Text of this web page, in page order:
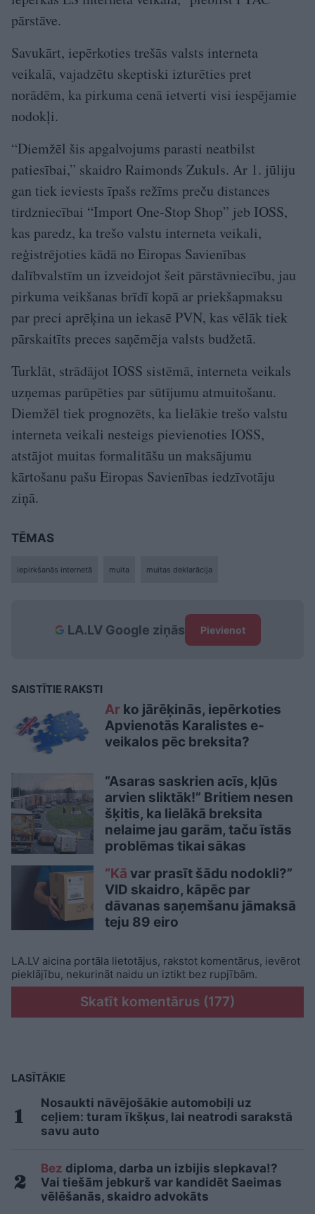
pārstāve.
Savukārt, iepērkoties trešās valsts interneta
veikalā, vajadzētu skeptiski izturēties pret
norādēm, ka pirkuma cenā ietverti visi iespējamie
nodokļi.
“Diemžēl šis apgalvojums parasti neatbilst
patiesībai,” skaidro Raimonds Zukuls. Ar 1. jūliju
gan tiek ieviests īpašs režīms preču distances
tirdzniecībai “Import One-Stop Shop” jeb IOSS,
kas paredz, ka trešo valstu interneta veikali,
reģistrējoties kādā no Eiropas Savienības
dalībvalstīm un izveidojot šeit pārstāvniecību, jau
pirkuma veikšanas brīdī kopā ar priekš­apmaksu
par preci aprēķina un iekasē PVN, kas vēlāk tiek
pārskaitīts preces saņēmēja valsts budžetā.
Turklāt, strādājot IOSS sistēmā, interneta veikals
uzņemas parūpēties par sūtījumu atmuitošanu.
Diemžēl tiek prognozēts, ka lielākie trešo valstu
interneta veikali nesteigs pievienoties IOSS,
atstājot muitas formalitāšu un maksājumu
kārtošanu pašu Eiropas Savienības iedzīvotāju
ziņā.
TĒMAS
iepirkšanās internetā muita muitas deklarācija
LA.LV Google ziņās Pievienot
SAISTĪTIE RAKSTI
Ar ko jārēķinās, iepērkoties
Apvienotās Karalistes e-
veikalos pēc breksita?
“Asaras saskrien acīs, kļūs
arvien sliktāk!” Britiem nesen
šķitis, ka lielākā breksita
nelaime jau garām, taču īstās
problēmas tikai sākas
“Kā var prasīt šādu nodokli?”
VID skaidro, kāpēc par
dāvanas saņemšanu jāmaksā
teju 89 eiro
LA.LV aicina portāla lietotājus, rakstot komentārus, ievērot
pieklājību, nekurināt naidu un iztikt bez rupjībām.
Skatīt komentārus (177)
LASĪTĀKIE
Nosaukti nāvējošākie automobiļi uz
ceļiem: turam īkšķus, lai neatrodi sarakstā
savu auto
Bez diploma, darba un izbijis slepkava!?
Vai tiešām jebkurš var kandidēt Saeimas
vēlēšanās, skaidro advokāts